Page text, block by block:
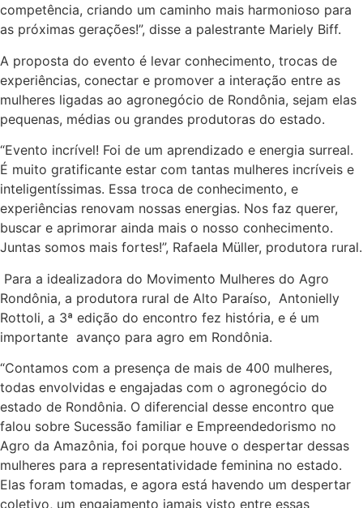
competência, criando um caminho mais harmonioso para
as próximas gerações!”, disse a palestrante Mariely Biff.
A proposta do evento é levar conhecimento, trocas de
experiências, conectar e promover a interação entre as
mulheres ligadas ao agronegócio de Rondônia, sejam elas
pequenas, médias ou grandes produtoras do estado.
“Evento incrível! Foi de um aprendizado e energia surreal.
É muito gratificante estar com tantas mulheres incríveis e
inteligentíssimas. Essa troca de conhecimento, e
experiências renovam nossas energias. Nos faz querer,
buscar e aprimorar ainda mais o nosso conhecimento.
Juntas somos mais fortes!”, Rafaela Müller, produtora rural.
Para a idealizadora do Movimento Mulheres do Agro
Rondônia, a produtora rural de Alto Paraíso, Antonielly
Rottoli, a 3ª edição do encontro fez história, e é um
importante avanço para agro em Rondônia.
“Contamos com a presença de mais de 400 mulheres,
todas envolvidas e engajadas com o agronegócio do
estado de Rondônia. O diferencial desse encontro que
falou sobre Sucessão familiar e Empreendedorismo no
Agro da Amazônia, foi porque houve o despertar dessas
mulheres para a representatividade feminina no estado.
Elas foram tomadas, e agora está havendo um despertar
coletivo, um engajamento jamais visto entre essas